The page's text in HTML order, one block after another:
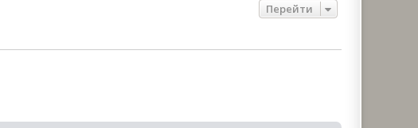
Перейти